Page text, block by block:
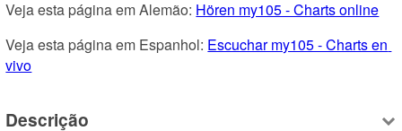
Veja esta página em Alemão: Hören my105 - Charts online
Veja esta página em Espanhol: Escuchar my105 - Charts en
vivo
Descrição